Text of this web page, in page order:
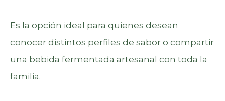
Es la opción ideal para quienes desean
conocer distintos perfiles de sabor o compartir
una bebida fermentada artesanal con toda la
familia.